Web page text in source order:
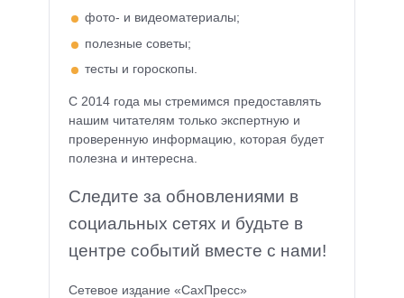
фото- и видеоматериалы;
полезные советы;
тесты и гороскопы.
С 2014 года мы стремимся предоставлять
нашим читателям только экспертную и
проверенную информацию, которая будет
полезна и интересна.
Следите за обновлениями в
социальных сетях и будьте в
центре событий вместе с нами!
Сетевое издание «СахПресс»